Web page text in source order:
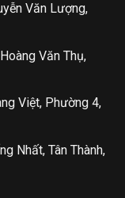
Văn Lượng,
Văn Thụ,
Việt, Phường 4,
Nhất, Tân Thành,